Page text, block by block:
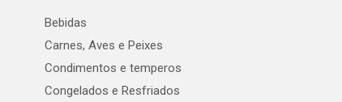
Bebidas
Carnes, Aves e Peixes
Condimentos e temperos
Congelados e Resfriados